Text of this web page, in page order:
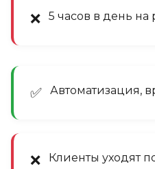
❌ 5 часов в день на
✅ Автоматизация,
❌ Клиенты уходят